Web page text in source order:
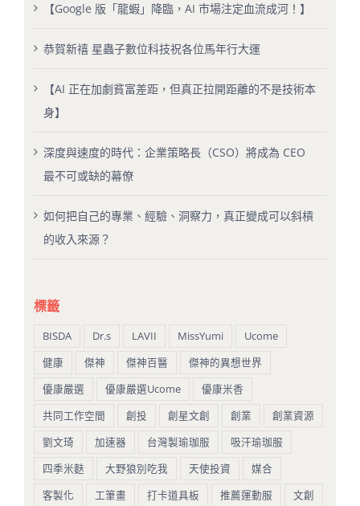
【Google 版「龍蝦」降臨，AI 市場注定血流成河！】
恭賀新禧 星蟲子數位科技祝各位馬年行大運
【AI 正在加劇貧富差距，但真正拉開距離的不是技術本
身】
深度與速度的時代：企業策略長（CSO）將成為 CEO
最不可或缺的幕僚
如何把自己的專業、經驗、洞察力，真正變成可以斜槓
的收入來源？
標籤
BISDA Dr.s LAVII MissYumi
Ucome
健康
傑神 傑神百醫
傑神的異想世界
優康嚴選
優康嚴選Ucome
優康米香
共同工作空間
創投 創星文創 創業
創業資源
劉文琦
加速器 台灣製瑜珈服
吸汗瑜珈服
四季米麩
大野狼別吃我 天使投資
媒合
客製化
工筆畫 打卡道具板 推薦運動服 文創